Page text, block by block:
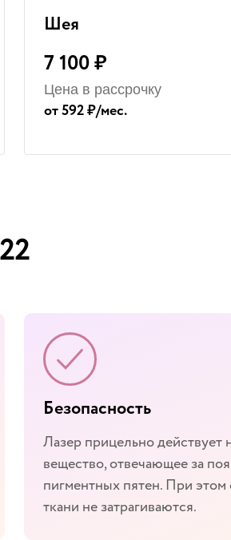
Шея
7 100 ₽
Цена в рассрочку
от 592 ₽/мес.
Безопасность
Лазер прицельно действует
вещество, отвечающее за
пигментных пятен. При
ткани не затрагиваются.